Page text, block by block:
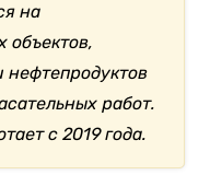
на
объектов,
нефтепродуктов
работ.
с 2019 года.